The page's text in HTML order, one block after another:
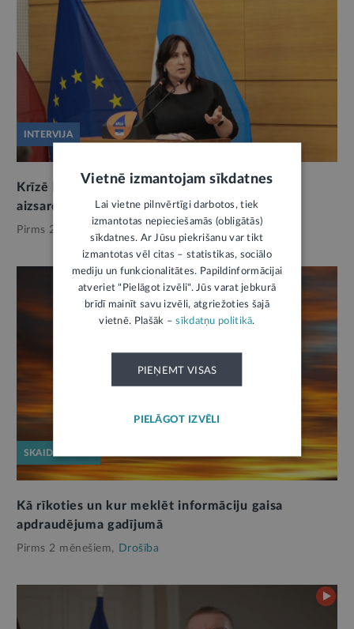
INTERVIJA
Krīzē katrs cilvēks ir noderīgs. Ko civilajā
aizsardzībā varam mācīties no ukraiņiem?
Pirms 2 mēnešiem, Drošība
SKAIDROJUMS
Kā rīkoties un kur meklēt informāciju gaisa
apdraudējuma gadījumā
Pirms 2 mēnešiem, Drošība
Vietnē izmantojam sīkdatnes
Lai vietne pilnvērtīgi darbotos, tiek
izmantotas nepieciešamās (obligātās)
sīkdatnes. Ar Jūsu piekrišanu var tikt
izmantotas vēl citas – statistikas, sociālo
mediju un funkcionalitātes. Papildinformācijai
atveriet "Pielāgot izvēli". Jūs varat jebkurā
brīdī mainīt savu izvēli, atgriežoties šajā
vietnē. Plašāk –sīkdatņu politikā.
PIEŅEMT VISAS
PIELĀGOT IZVĒLI